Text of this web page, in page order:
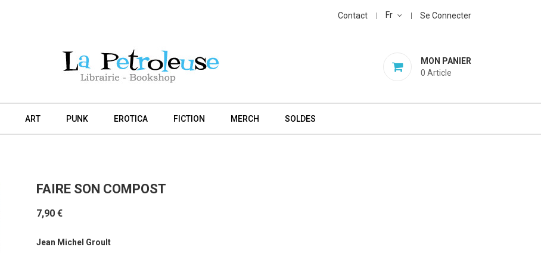
Contact Fr Se Connecter
MON PANIER
0 Article
ART PUNK EROTICA FICTION MERCH SOLDES
FAIRE SON COMPOST
7,90 €
Jean Michel Groult